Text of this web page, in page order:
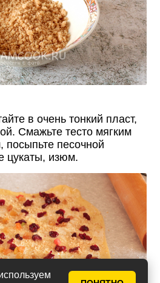
в очень тонкий пласт,
Смажьте тесто мягким
песочной
цукаты, изюм.